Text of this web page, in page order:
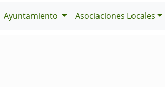
Ayuntamiento Asociaciones Locales